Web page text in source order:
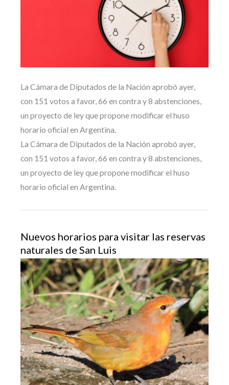
La Cámara de Diputados de la Nación aprobó ayer,
con 151 votos a favor, 66 en contra y 8 abstenciones,
un proyecto de ley que propone modificar el huso
horario oficial en Argentina.
La Cámara de Diputados de la Nación aprobó ayer,
con 151 votos a favor, 66 en contra y 8 abstenciones,
un proyecto de ley que propone modificar el huso
horario oficial en Argentina.
Nuevos horarios para visitar las reservas
naturales de San Luis